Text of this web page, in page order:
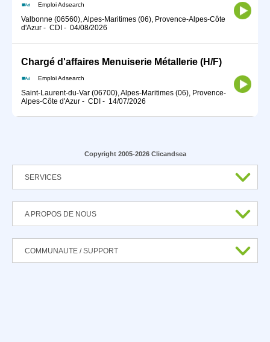
Emploi Adsearch
Valbonne (06560), Alpes-Maritimes (06), Provence-Alpes-Côte
d'Azur - CDI - 04/08/2026
Chargé d'affaires Menuiserie Métallerie (H/F)
Emploi Adsearch
Saint-Laurent-du-Var (06700), Alpes-Maritimes (06), Provence-
Alpes-Côte d'Azur - CDI - 14/07/2026
Copyright 2005-2026 Clicandsea
SERVICES
A PROPOS DE NOUS
COMMUNAUTE / SUPPORT